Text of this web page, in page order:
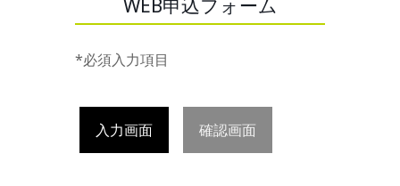
WEB申込フォーム
*必須入力項目
入力画面 確認画面